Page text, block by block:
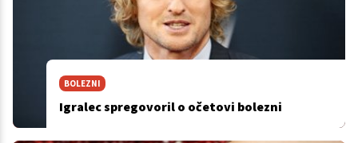
BOLEZNI
Igralec spregovoril o očetovi bolezni